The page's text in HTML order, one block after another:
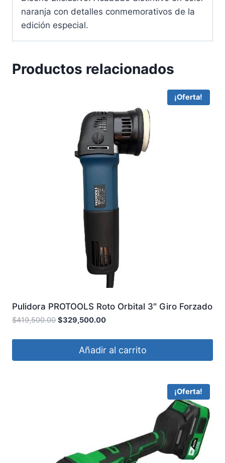
naranja con detalles conmemorativos de la
edición especial.
Productos relacionados
¡Oferta!
Pulidora PROTOOLS Roto Orbital 3″ Giro Forzado
PRO01
$419,500.00 $329,500.00
Añadir al carrito
¡Oferta!